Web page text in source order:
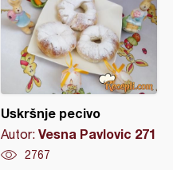
Uskršnje pecivo
Autor: Vesna Pavlovic 271
2767